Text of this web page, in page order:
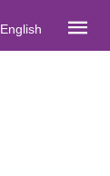
English